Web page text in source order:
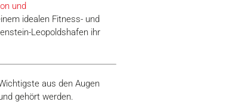
und
idealen Fitness- und
Leopoldshafen ihr
aus den Augen
gehört werden.